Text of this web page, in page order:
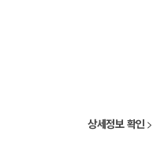
상세정보 확인